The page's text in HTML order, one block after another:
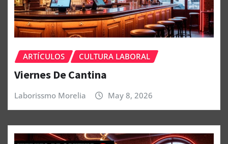
ARTÍCULOS CULTURA LABORAL
Viernes De Cantina
Laborissmo Morelia May 8, 2026